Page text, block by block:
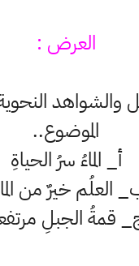
العرض :
والشواهد
الموضوع..
أ_ الماءُ سرُ الحياةِ
العلُم خيرٌ من
قمةُ الجبلِ